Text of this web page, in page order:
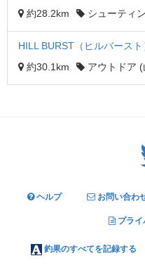
約28.2km
シューティ
HILL BURST（ヒルバースト
約30.1km
アウトドア (
ヘルプ お問い合わ
プラ
釣果のすべてを記録する